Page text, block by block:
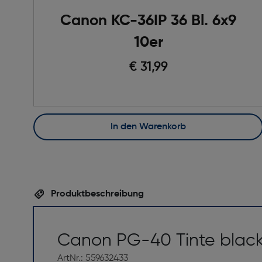
Canon KC-36IP 36 Bl. 6x9
10er
€ 31,99
In den Warenkorb
Produktbeschreibung
Canon PG-40 Tinte
ArtNr.: 559632433